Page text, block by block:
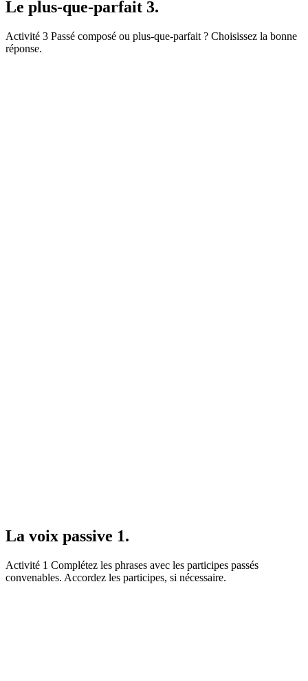
Le plus-que-parfait 3.
Activité 3 Passé composé ou plus-que-parfait ? Choisissez la bonne
réponse.
La voix passive 1.
Activité 1 Complétez les phrases avec les participes passés
convenables. Accordez les participes, si nécessaire.